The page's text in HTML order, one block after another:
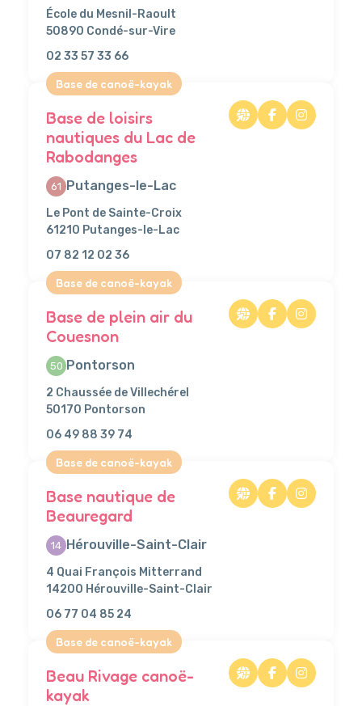
École du Mesnil-Raoult
50890 Condé-sur-Vire
02 33 57 33 66
Base de canoë-kayak
Base de loisirs
nautiques du Lac de
Rabodanges
61 Putanges-le-Lac
Le Pont de Sainte-Croix
61210 Putanges-le-Lac
07 82 12 02 36
Base de canoë-kayak
Base de plein air du
Couesnon
50 Pontorson
2 Chaussée de Villechérel
50170 Pontorson
06 49 88 39 74
Base de canoë-kayak
Base nautique de
Beauregard
14 Hérouville-Saint-Clair
4 Quai François Mitterrand
14200 Hérouville-Saint-Clair
06 77 04 85 24
Base de canoë-kayak
Beau Rivage canoë-
kayak